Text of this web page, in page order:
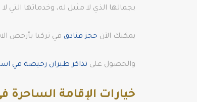
بجمالها الذي لا مثيل له، وخدماتها
يمكنك الآن حجز فنادق في تركيا بأرخص
والحصول على تذاكر طيران رخيصة في
خيارات الإقامة